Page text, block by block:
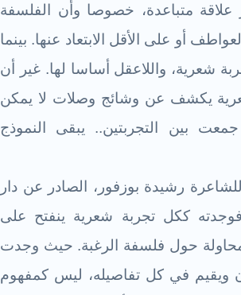
علاقة متباعدة، خصوصا وأن الفلسفة
أو على الأقل الابتعاد عنها. بينما
شعرية، واللاعقل أساسا لها. غير أن
يكشف عن وشائج وصلات لا يمكن
بين التجربتين.. يبقى النموذج
للشاعرة رشيدة بوزفور، الصادر عن دار
للطباعة والنشر في 2014، فوجدته ككل تجربة شعرية ينفتح على
حول فلسفة الرغبة. حيث وجدت
ويقيم في كل تفاصيله، ليس كمفهوم